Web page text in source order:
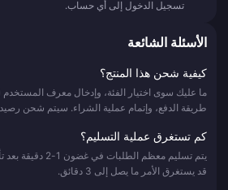
تسجيل الدخول إلى أي حساب.
الأسئلة الشائعة
كيفية شحن هذا المنتج؟
طريقة الدفع، وإتمام عملية الشراء. سيتم شحن
كم تستغرق عملية التسليم؟
يتم تسليم معظم
قد يستغرق الأمر ما يصل إلى 3 دقائق.